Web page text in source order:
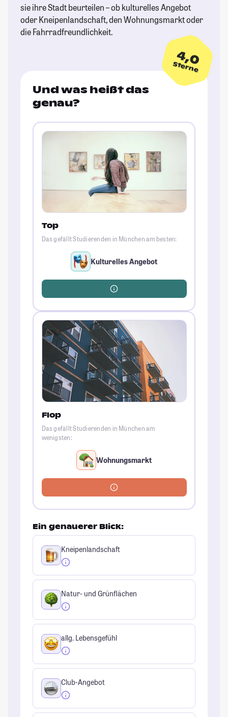
sie ihre Stadt beurteilen – ob kulturelles Angebot
oder Kneipenlandschaft, den Wohnungsmarkt oder
die Fahrradfreundlichkeit.
4,0
Sterne
Und was heißt das
genau?
Top
Das gefällt Studierenden in München am besten:
Kulturelles Angebot
Flop
Das gefällt Studierenden in München am
wenigsten:
Wohnungsmarkt
Ein genauerer Blick:
Kneipenlandschaft
Natur- und Grünflächen
allg. Lebensgefühl
Club-Angebot